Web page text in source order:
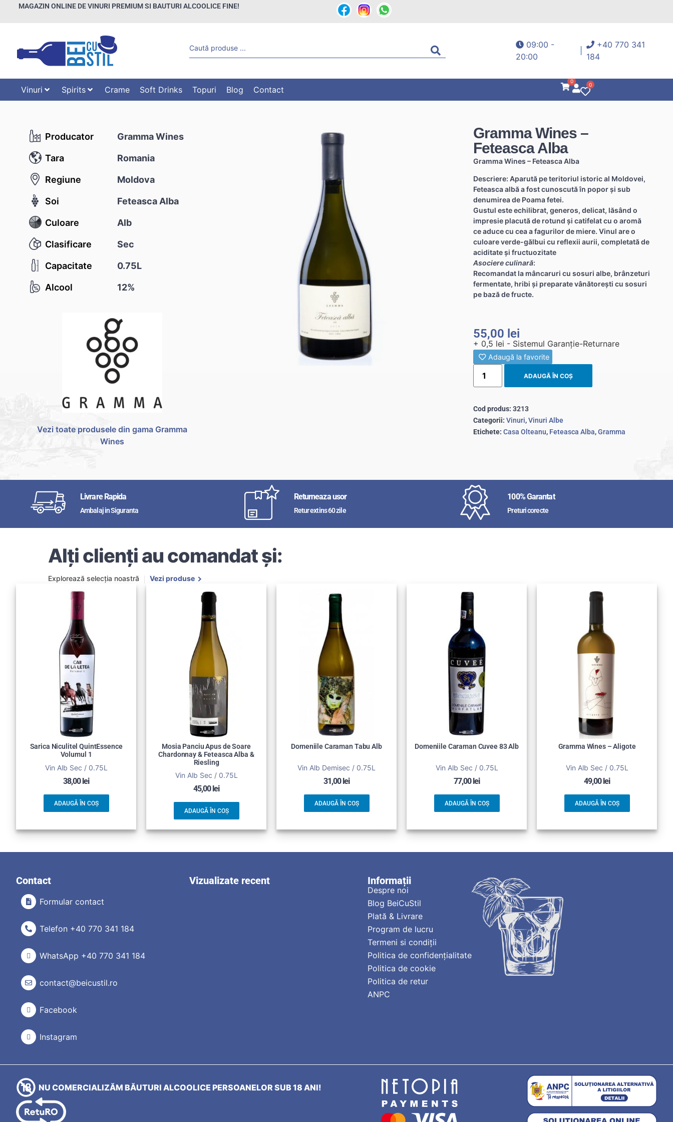
MAGAZIN ONLINE DE VINURI PREMIUM SI BAUTURI ALCOOLICE FINE!
09:00 -
20:00
+40 770 341
184
Vinuri Spirits Crame Soft Drinks Topuri Blog Contact
0
0
Producator Gramma Wines
Tara Romania
Regiune Moldova
Soi Feteasca Alba
Culoare Alb
Clasificare Sec
Capacitate 0.75L
Alcool 12%
Vezi toate produsele din gama Gramma
Wines
Gramma Wines –
Feteasca Alba
Gramma Wines – Feteasca Alba
Descriere: Aparută pe teritoriul istoric al Moldovei,
Feteasca albă a fost cunoscută în popor și sub
denumirea de Poama fetei.
Gustul este echilibrat, generos, delicat, lăsând o
impresie placută de rotund și catifelat cu o aromă
ce aduce cu cea a fagurilor de miere. Vinul are o
culoare verde-gălbui cu reflexii aurii, completată de
aciditate și fructuozitate
Asociere culinară:
Recomandat la mâncaruri cu sosuri albe, brânzeturi
fermentate, hribi și preparate vânătorești cu sosuri
pe bază de fructe.
55,00 lei
+ 0,5 lei - Sistemul Garanție-Returnare
Adaugă la favorite
ADAUGĂ ÎN COȘ
Cod produs:3213
Categorii: Vinuri,Vinuri Albe
Etichete: Casa Olteanu, Feteasca Alba,Gramma
Livrare Rapida
Ambalaj in Siguranta
Returneaza usor
Retur extins 60 zile
100% Garantat
Preturi corecte
Alți clienți au comandat și:
Explorează selecția noastră Vezi produse
Sarica Niculitel QuintEssence
Volumul 1
Vin Alb Sec / 0.75L
38,00lei
ADAUGĂ ÎN COȘ
Mosia Panciu Apus de Soare
Chardonnay & Feteasca Alba &
Riesling
Vin Alb Sec / 0.75L
45,00lei
ADAUGĂ ÎN COȘ
Domeniile Caraman Tabu Alb
Vin Alb Demisec / 0.75L
31,00lei
ADAUGĂ ÎN COȘ
Domeniile Caraman Cuvee 83 Alb
Vin Alb Sec / 0.75L
77,00lei
ADAUGĂ ÎN COȘ
Gramma Wines – Aligote
Vin Alb Sec / 0.75L
49,00lei
ADAUGĂ ÎN COȘ
Contact
Formular contact
Telefon +40 770 341 184
WhatsApp +40 770 341 184
contact@beicustil.ro
Facebook
Instagram
Vizualizate recent Informații
Despre noi
Blog BeiCuStil
Plată & Livrare
Program de lucru
Termeni si condiții
Politica de confidențialitate
Politica de cookie
Politica de retur
ANPC
NU COMERCIALIZĂM BĂUTURI ALCOOLICE PERSOANELOR SUB 18 ANI!